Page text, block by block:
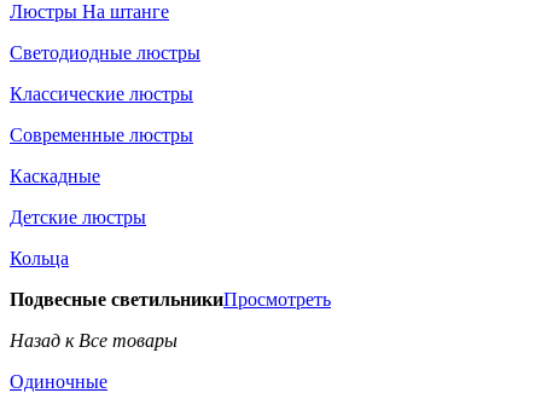
Люстры На штанге
Светодиодные люстры
Классические люстры
Современные люстры
Каскадные
Детские люстры
Кольца
Подвесные светильникиПросмотреть
Назад к Все товары
Одиночные